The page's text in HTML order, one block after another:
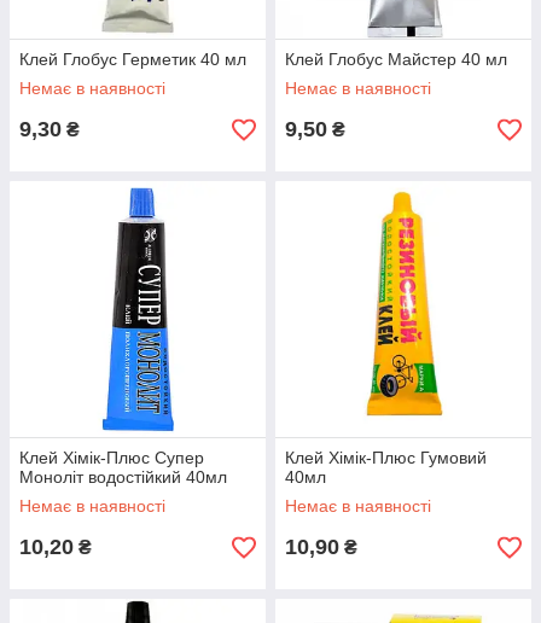
Клей Глобус Герметик 40 мл
Немає в наявності
9,30 ₴
Клей Глобус Майстер 40 мл
Немає в наявності
9,50 ₴
Клей Хімік-Плюс Супер
Моноліт водостійкий 40мл
Немає в наявності
10,20 ₴
Клей Хімік-Плюс Гумовий
40мл
Немає в наявності
10,90 ₴